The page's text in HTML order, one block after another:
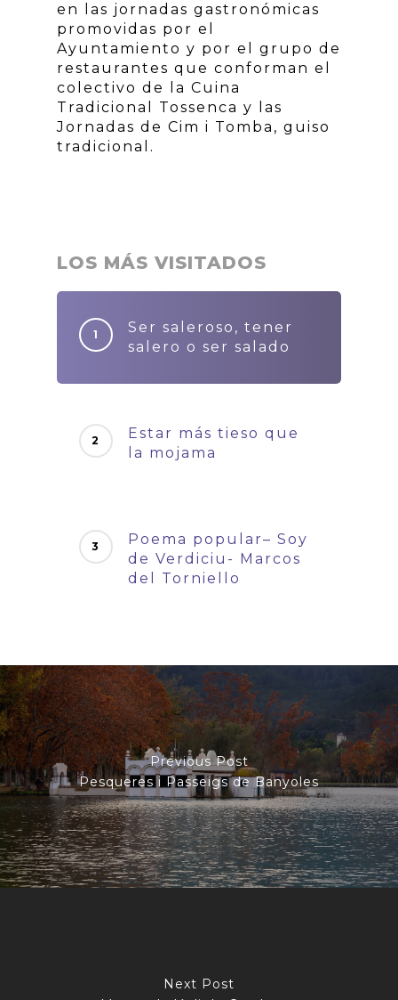
en las jornadas gastronómicas
promovidas por el
Ayuntamiento y por el grupo de
restaurantes que conforman el
colectivo de la Cuina
Tradicional Tossenca y las
Jornadas de Cim i Tomba, guiso
tradicional.
LOS MÁS VISITADOS
Ser saleroso, tener
salero o ser salado
Estar más tieso que
la mojama
Poema popular– Soy
de Verdiciu- Marcos
del Torniello
Previous Post
Pesqueres i Passeigs de Banyoles
Next Post